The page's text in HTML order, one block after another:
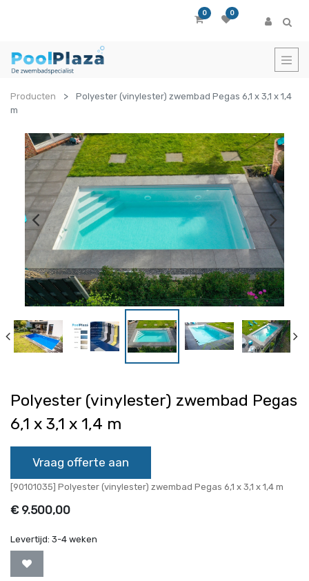
0 0
Producten
Polyester (vinylester) zwembad Pegas 6,1 x 3,1 x 1,4
m
Polyester (vinylester) zwembad Pegas
6,1 x 3,1 x 1,4 m
Vraag offerte aan
[90101035] Polyester (vinylester) zwembad Pegas 6,1 x 3,1 x 1,4 m
€ 9.500,00
Levertijd: 3-4 weken